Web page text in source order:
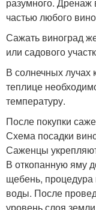
частью любого
Сажать виноград
или садового
В солнечных лучах
теплице
температуру.
После покупки
Схема посадки
Саженцы
В откопанную яму
щебень,
воды. После